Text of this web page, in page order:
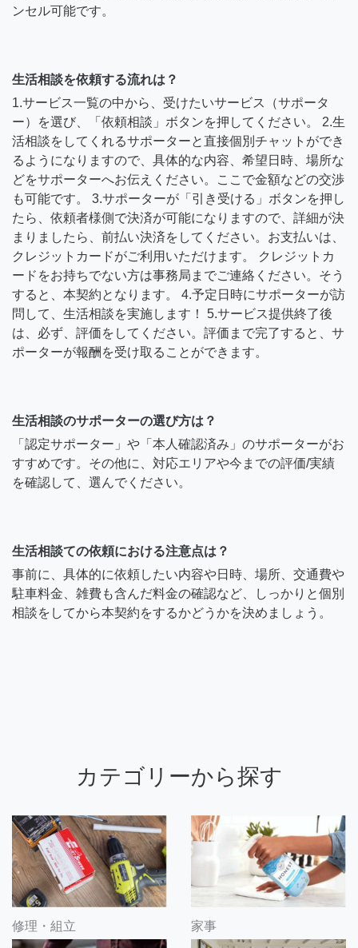
ンセル可能です。
生活相談を依頼する流れは？
1.サービス一覧の中から、受けたいサービス（サポータ
ー）を選び、「依頼相談」ボタンを押してください。 2.生
活相談をしてくれるサポーターと直接個別チャットができ
るようになりますので、具体的な内容、希望日時、場所な
どをサポーターへお伝えください。ここで金額などの交渉
も可能です。 3.サポーターが「引き受ける」ボタンを押し
たら、依頼者様側で決済が可能になりますので、詳細が決
まりましたら、前払い決済をしてください。お支払いは、
クレジットカードがご利用いただけます。 クレジットカ
ードをお持ちでない方は事務局までご連絡ください。そう
すると、本契約となります。 4.予定日時にサポーターが訪
問して、生活相談を実施します！ 5.サービス提供終了後
は、必ず、評価をしてください。評価まで完了すると、サ
ポーターが報酬を受け取ることができます。
生活相談のサポーターの選び方は？
「認定サポーター」や「本人確認済み」のサポーターがお
すすめです。その他に、対応エリアや今までの評価/実績
を確認して、選んでください。
生活相談ての依頼における注意点は？
事前に、具体的に依頼したい内容や日時、場所、交通費や
駐車料金、雑費も含んだ料金の確認など、しっかりと個別
相談をしてから本契約をするかどうかを決めましょう。
カテゴリーから探す
修理・組立 家事